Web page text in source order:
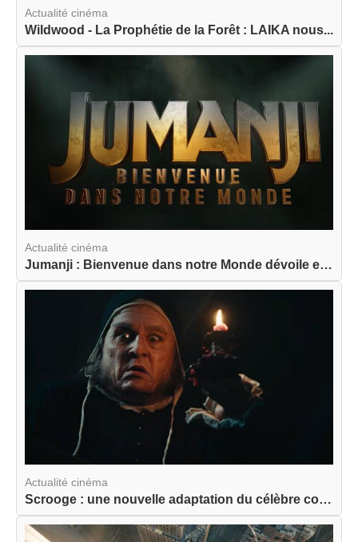
Actualité cinéma
Wildwood - La Prophétie de la Forêt : LAIKA nous...
Actualité cinéma
Jumanji : Bienvenue dans notre Monde dévoile enf...
Actualité cinéma
Scrooge : une nouvelle adaptation du célèbre con...